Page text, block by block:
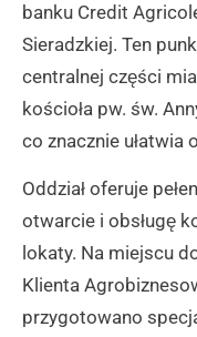
banku Credit
Sieradzkiej. Ten
centralnej części
kościoła pw. św.
co znacznie ułatwia
Oddział oferuje
otwarcie i obsługę
lokaty. Na miejscu
Klienta
przygotowano